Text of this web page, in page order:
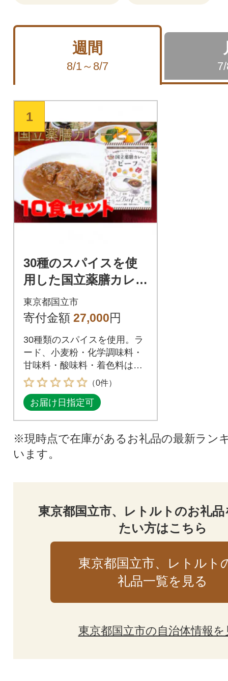
週間
8/1～8/7
1
30種のスパイスを使
用した国立薬膳カレー
ビーフ 200g×10食セ
ット 小麦粉・ラード
東京都国立市
寄付金額 27,000円
30種類のスパイスを使用。ラ
ード、小麦粉・化学調味料・
甘味料・酸味料・着色料は不
使用。
（0件）
お届け日指定可
※現時点で在庫があるお礼品の最新ラン
います。
東京都国立市、レトルトのお礼
たい方はこちら
東京都国立市、レトルト
礼品一覧を見る
東京都国立市の自治体情報を